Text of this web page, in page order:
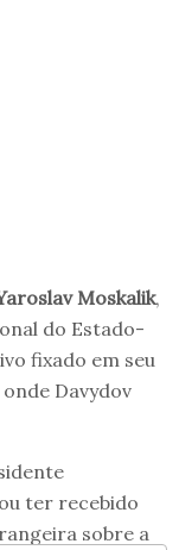
Moskalik,
do Estado-
fixado em seu
Davydov
ter recebido
sobre a